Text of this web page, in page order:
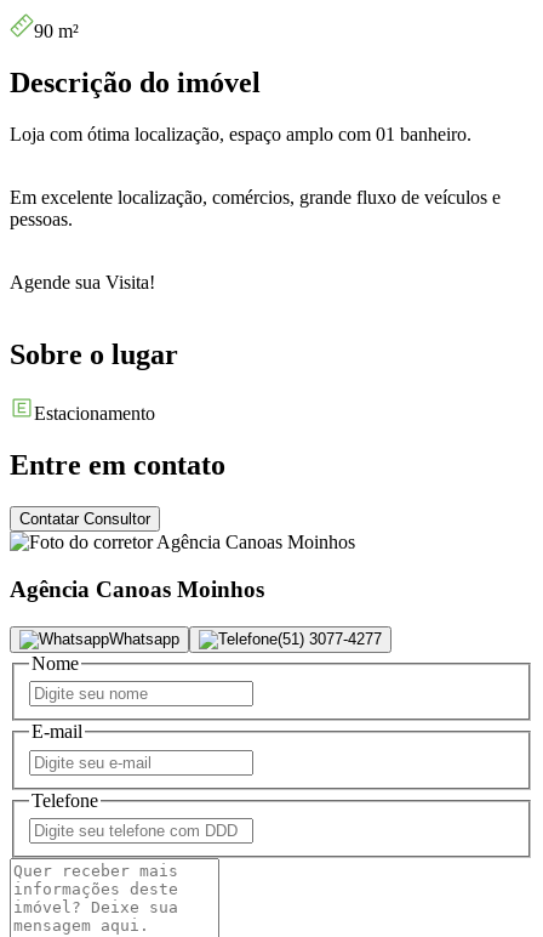
90 m²
Descrição do imóvel
Loja com ótima localização, espaço amplo com 01 banheiro.
Em excelente localização, comércios, grande fluxo de veículos e
pessoas.
Agende sua Visita!
Sobre o lugar
Estacionamento
Entre em contato
Contatar Consultor
Agência Canoas Moinhos
Whatsapp (51) 3077-4277
Nome
E-mail
Telefone